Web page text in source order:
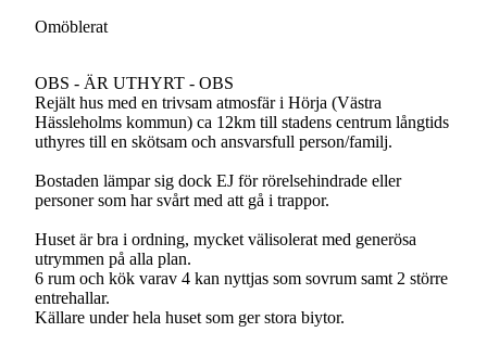
Omöblerat
OBS - ÄR UTHYRT - OBS
Rejält hus med en trivsam atmosfär i Hörja (Västra
Hässleholms kommun) ca 12km till stadens centrum långtids
uthyres till en skötsam och ansvarsfull person/familj.
Bostaden lämpar sig dock EJ för rörelsehindrade eller
personer som har svårt med att gå i trappor.
Huset är bra i ordning, mycket välisolerat med generösa
utrymmen på alla plan.
6 rum och kök varav 4 kan nyttjas som sovrum samt 2 större
entrehallar.
Källare under hela huset som ger stora biytor.